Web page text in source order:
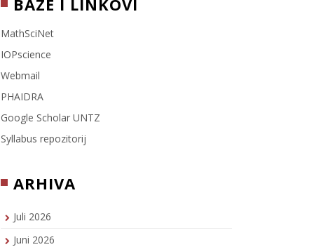
BAZE I LINKOVI
MathSciNet
IOPscience
Webmail
PHAIDRA
Google Scholar UNTZ
Syllabus repozitorij
ARHIVA
Juli 2026
Juni 2026